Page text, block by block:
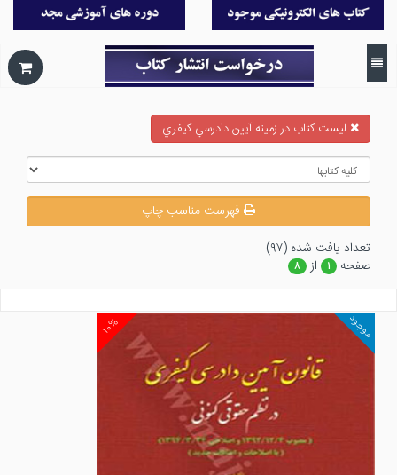
ليست كتاب در زمينه آيين دادرسي كيفري
فهرست مناسب چاپ
تعداد يافت شده (۹۷)
صفحه
۱ از ۸
۱۰% موجود